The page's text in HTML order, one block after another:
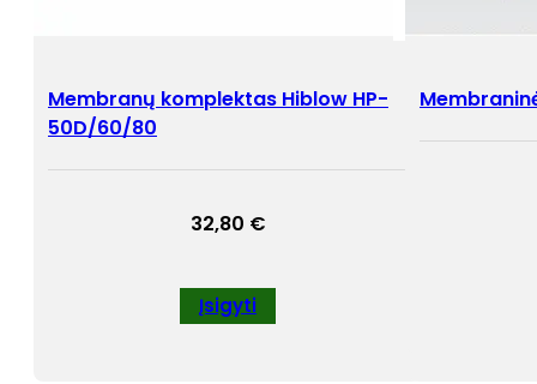
Membranų komplektas Hiblow HP-
50D/60/80
32,80 €
Įsigyti